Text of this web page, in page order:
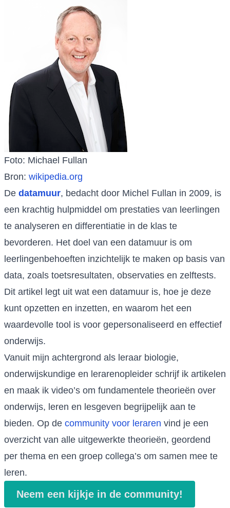
Foto: Michael Fullan
Bron: wikipedia.org
De datamuur, bedacht door Michel Fullan in 2009, is
een krachtig hulpmiddel om prestaties van leerlingen
te analyseren en differentiatie in de klas te
bevorderen. Het doel van een datamuur is om
leerlingenbehoeften inzichtelijk te maken op basis van
data, zoals toetsresultaten, observaties en zelftests.
Dit artikel legt uit wat een datamuur is, hoe je deze
kunt opzetten en inzetten, en waarom het een
waardevolle tool is voor gepersonaliseerd en effectief
onderwijs.
Vanuit mijn achtergrond als leraar biologie,
onderwijskundige en lerarenopleider schrijf ik artikelen
en maak ik video’s om fundamentele theorieën over
onderwijs, leren en lesgeven begrijpelijk aan te
bieden. Op de community voor leraren vind je een
overzicht van alle uitgewerkte theorieën, geordend
per thema en een groep collega’s om samen mee te
leren.
Neem een kijkje in de community!